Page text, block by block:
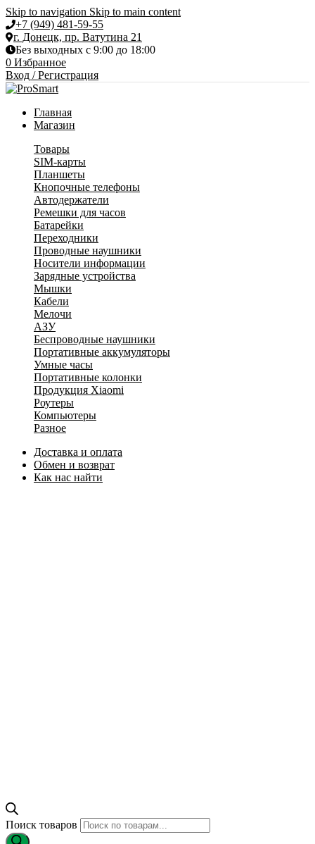
Skip to navigation Skip to main content
+7 (949) 481-59-55
г. Донецк, пр. Ватутина 21
Без выходных с 9:00 до 18:00
0 Избранное
Вход / Регистрация
Главная
Магазин
Товары
SIM-карты
Планшеты
Кнопочные телефоны
Автодержатели
Ремешки для часов
Батарейки
Переходники
Проводные наушники
Носители информации
Зарядные устройства
Мышки
Кабели
Мелочи
АЗУ
Беспроводные наушники
Портативные аккумуляторы
Умные часы
Портативные колонки
Продукция Xiaomi
Роутеры
Компьютеры
Разное
Доставка и оплата
Обмен и возврат
Как нас найти
Поиск товаров